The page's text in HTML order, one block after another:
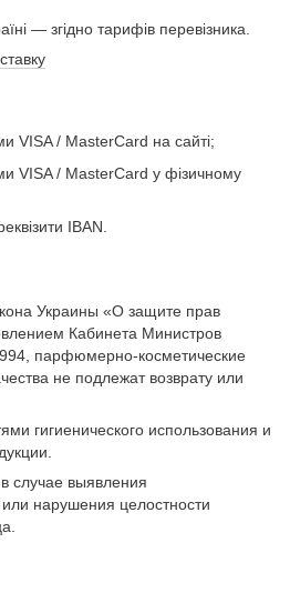
— згідно тарифів перевізника.
VISA / MasterCard на сайті;
VISA / MasterCard у фізичному
IBAN.
Украины «О защите прав
Кабинета Министров
парфюмерно-косметические
не подлежат возврату или
гигиенического использования и
случае выявления
нарушения целостности